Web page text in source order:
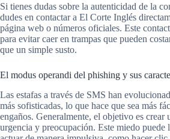
Si tienes dudas sobre la autenticidad de la
dudes en contactar a El Corte Inglés
página web o números oficiales. Este
para evitar caer en trampas que pueden
que un simple susto.
El modus operandi del phishing y sus
Las estafas a través de SMS han
más sofisticadas, lo que hace que sea más
engaños. Generalmente, el objetivo es crear
urgencia y preocupación. Este miedo puede